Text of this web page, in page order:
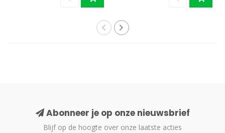
Abonneer je op onze nieuwsbrief
Blijf op de hoogte over onze laatste acties